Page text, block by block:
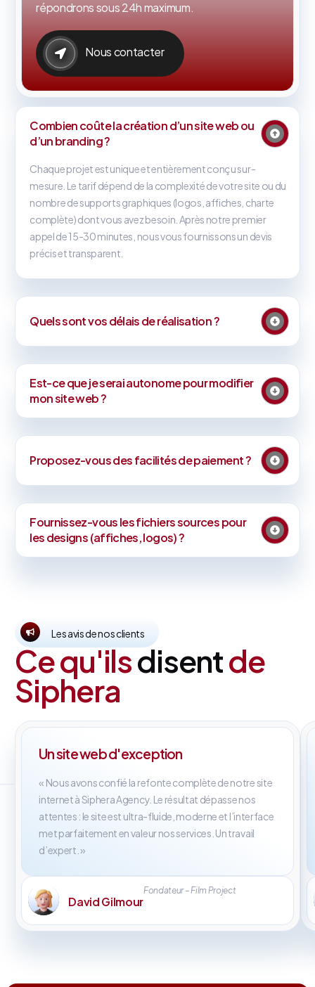
répondrons sous 24h maximum.
Nous contacter
Combien coûte la création d’un site web ou
d’un branding ?
Chaque projet est unique et entièrement conçu sur-
mesure. Le tarif dépend de la complexité de votre site ou du
nombre de supports graphiques (logos, affiches, charte
complète) dont vous avez besoin. Après notre premier
appel de 15-30 minutes, nous vous fournissons un devis
précis et transparent.
Quels sont vos délais de réalisation ?
Est-ce que je serai autonome pour modifier
mon site web ?
Proposez-vous des facilités de paiement ?
Fournissez-vous les fichiers sources pour
les designs (affiches, logos) ?
Les avis de nos clients
Ce qu'ilsdisentde
Siphera
Un site web d'exception
« Nous avons confié la refonte complète de notre site
internet à Siphera Agency. Le résultat dépasse nos
attentes : le site est ultra-fluide, moderne et l’interface
met parfaitement en valeur nos services. Un travail
d’expert. »
David Gilmour
Fondateur – Film Project